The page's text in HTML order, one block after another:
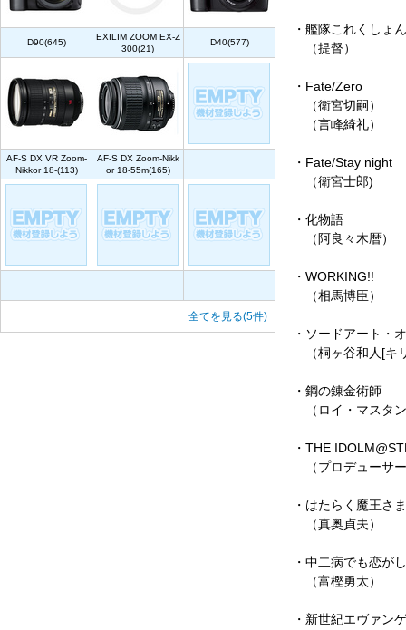
D90(645)
EXILIM ZOOM EX-Z
300(21)
D40(577)
AF-S DX VR Zoom-
Nikkor 18-(113)
AF-S DX Zoom-Nikk
or 18-55m(165)
全てを見る(5件)
・艦隊これくしょん
（提督）
・Fate/Zero
（衛宮切嗣）
（言峰綺礼）
・Fate/Stay night
（衛宮士郎)
・化物語
（阿良々木暦）
・WORKING!!
（相馬博臣）
・ソードアート・
（桐ヶ谷和人[キ
・鋼の錬金術師
（ロイ・マスタ
・THE
（プロデューサ
・はたらく魔王さ
（真奥貞夫）
・中二病でも恋が
（富樫勇太）
・新世紀エヴァン